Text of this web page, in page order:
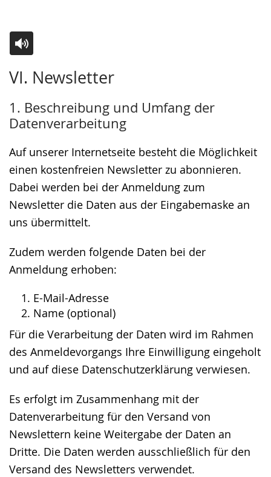
VI. Newsletter
1. Beschreibung und Umfang der
Datenverarbeitung
Auf unserer Internetseite besteht die Möglichkeit
einen kostenfreien Newsletter zu abonnieren.
Dabei werden bei der Anmeldung zum
Newsletter die Daten aus der Eingabemaske an
uns übermittelt.
Zudem werden folgende Daten bei der
Anmeldung erhoben:
E-Mail-Adresse
Name (optional)
Für die Verarbeitung der Daten wird im Rahmen
des Anmeldevorgangs Ihre Einwilligung eingeholt
und auf diese Datenschutzerklärung verwiesen.
Es erfolgt im Zusammenhang mit der
Datenverarbeitung für den Versand von
Newslettern keine Weitergabe der Daten an
Dritte. Die Daten werden ausschließlich für den
Versand des Newsletters verwendet.
Leichten
wechseln.
Audio-
Video
Deutscher
wird
angezeigt.